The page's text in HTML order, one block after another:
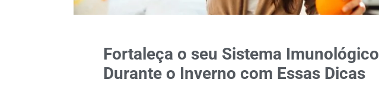
Fortaleça o seu Sistema Imunológico
Durante o Inverno com Essas Dicas